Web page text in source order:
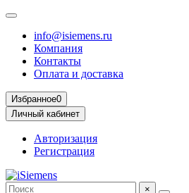
info@isiemens.ru
Компания
Контакты
Оплата и доставка
Избранное0
Личный кабинет
Авторизация
Регистрация
×